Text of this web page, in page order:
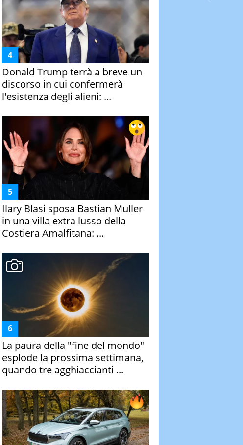
Donald Trump terrà a breve un
discorso in cui confermerà
l'esistenza degli alieni: ...
Ilary Blasi sposa Bastian Muller
in una villa extra lusso della
Costiera Amalfitana: ...
La paura della "fine del mondo"
esplode la prossima settimana,
quando tre agghiaccianti ...